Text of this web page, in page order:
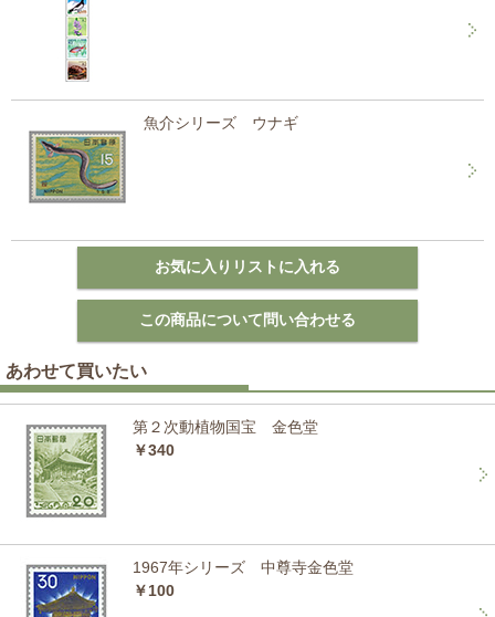
魚介シリーズ ウナギ
あわせて買いたい
第２次動植物国宝 金色堂
￥340
1967年シリーズ 中尊寺金色堂
￥100